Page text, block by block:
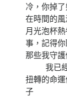
冷，你掉
在時間的
月光泡杯
事，記得
那些我守
我已經好
扭轉的命
子